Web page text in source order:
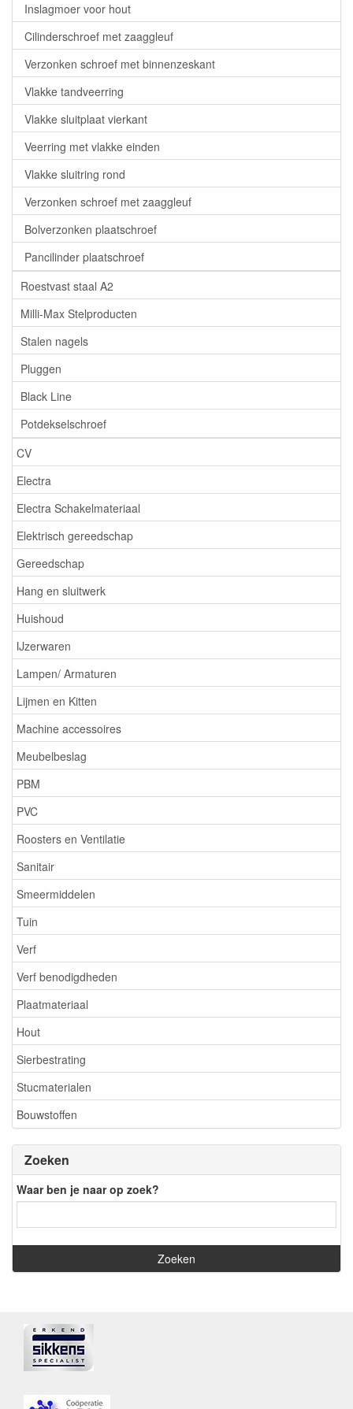
Inslagmoer voor hout
Cilinderschroef met zaaggleuf
Verzonken schroef met binnenzeskant
Vlakke tandveerring
Vlakke sluitplaat vierkant
Veerring met vlakke einden
Vlakke sluitring rond
Verzonken schroef met zaaggleuf
Bolverzonken plaatschroef
Pancilinder plaatschroef
Roestvast staal A2
Milli-Max Stelproducten
Stalen nagels
Pluggen
Black Line
Potdekselschroef
CV
Electra
Electra Schakelmateriaal
Elektrisch gereedschap
Gereedschap
Hang en sluitwerk
Huishoud
IJzerwaren
Lampen/ Armaturen
Lijmen en Kitten
Machine accessoires
Meubelbeslag
PBM
PVC
Roosters en Ventilatie
Sanitair
Smeermiddelen
Tuin
Verf
Verf benodigdheden
Plaatmateriaal
Hout
Sierbestrating
Stucmaterialen
Bouwstoffen
Zoeken
Waar ben je naar op zoek?